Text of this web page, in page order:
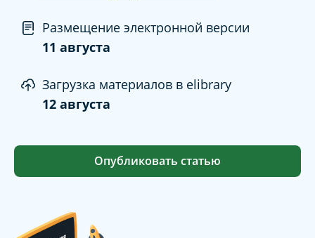
Размещение электронной версии
11 августа
Загрузка материалов в elibrary
12 августа
Опубликовать статью